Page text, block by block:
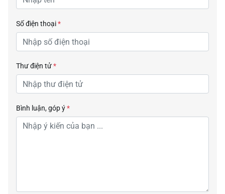
Số điện thoại*
Thư điện tử*
Bình luận, góp ý*